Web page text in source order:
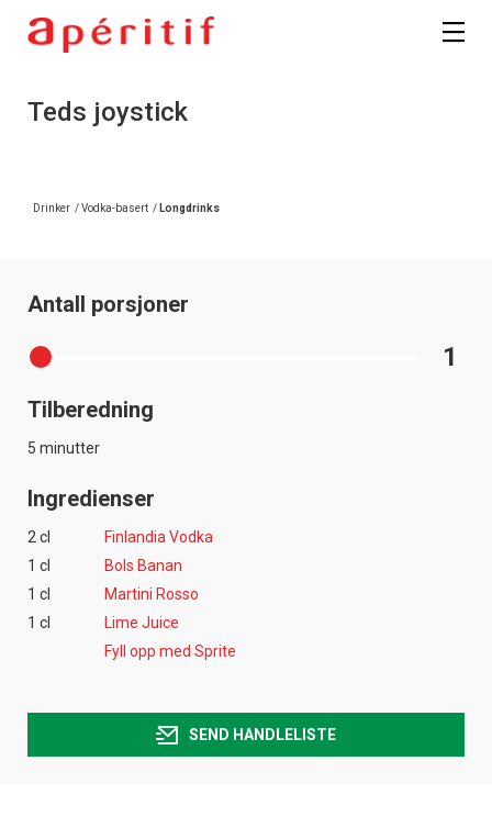
Teds joystick
Drinker /Vodka-basert / Longdrinks
Antall porsjoner
1
Tilberedning
5 minutter
Ingredienser
2 cl
Finlandia Vodka
1 cl
Bols Banan
1 cl
Martini Rosso
1 cl
Lime Juice
Fyll opp med Sprite
SEND HANDLELISTE